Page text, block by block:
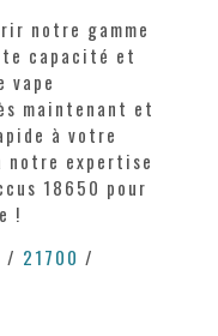
notre gamme
capacité et
vape
maintenant et
à votre
notre expertise
18650 pour
!
/ 21700 /